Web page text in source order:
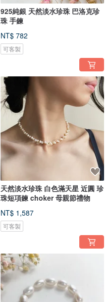
925純銀 天然淡水珍珠 巴洛克珍
珠 手鍊
NT$ 782
可客製
天然淡水珍珠 白色滿天星 近圓 珍
珠短項鍊 choker 母親節禮物
NT$ 1,587
可客製